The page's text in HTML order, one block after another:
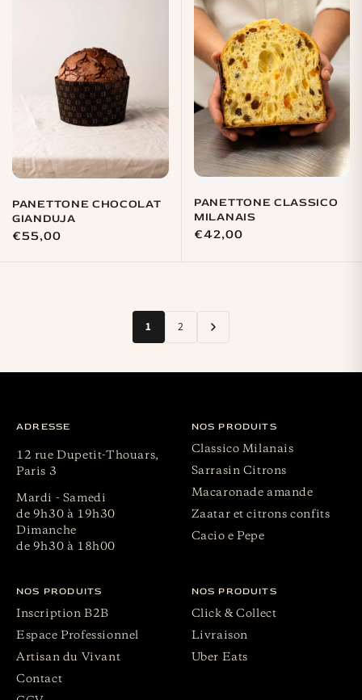
PANETTONE CHOCOLAT
GIANDUJA
Prix
€55,00
PANETTONE CLASSICO
MILANAIS
Prix
€42,00
1 2
ADRESSE
12 rue Dupetit-Thouars,
Paris 3
Mardi - Samedi
de 9h30 à 19h30
Dimanche
de 9h30 à 18h00
NOS PRODUITS
Classico Milanais
Sarrasin Citrons
Macaronade amande
Zaatar et citrons confits
Cacio e Pepe
NOS PRODUITS
Inscription B2B
Espace Professionnel
Artisan du Vivant
Contact
NOS PRODUITS
Click & Collect
Livraison
Uber Eats